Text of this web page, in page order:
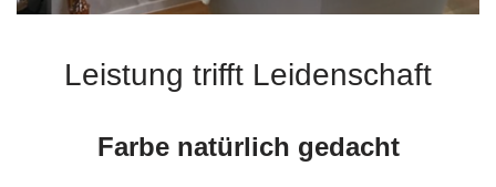
Leistung trifft Leidenschaft
Farbe natürlich gedacht